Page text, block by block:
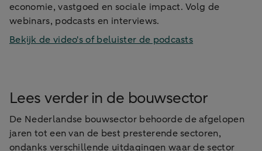
economie, vastgoed en sociale impact. Volg de
webinars, podcasts en interviews.
Bekijk de video's of beluister de podcasts
Lees verder in de bouwsector
De Nederlandse bouwsector behoorde de afgelopen
jaren tot een van de best presterende sectoren,
ondanks verschillende uitdagingen waar de sector